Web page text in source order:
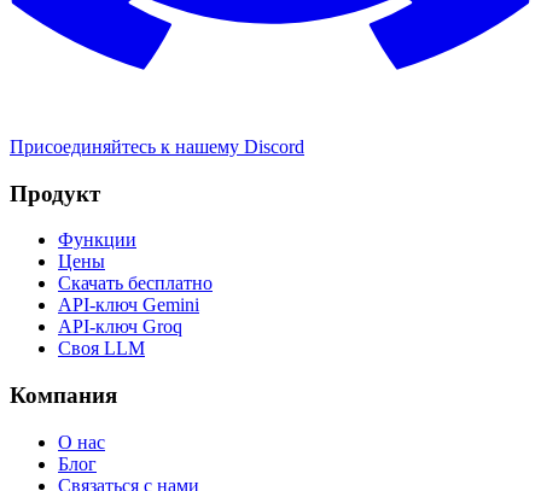
Присоединяйтесь к нашему Discord
Продукт
Функции
Цены
Скачать бесплатно
API-ключ Gemini
API-ключ Groq
Своя LLM
Компания
О нас
Блог
Связаться с нами